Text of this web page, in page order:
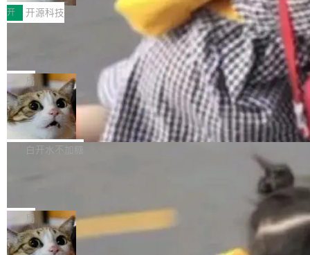
只需要几毫秒的 CPU 时间，但容器从冷启动到
就绪要花数秒。如果未来有十...
文，标题只有六个字：Apple is getting this wro
ng。 然后，它把邮件往来和 iMessage 聊天记
录全贴了出来。 他发错人了 苹果外部律师 Gabr
iel Gross 来自 Weil 律所，2 月 23 日下午 5:53
给 OpenAI 总法律顾问 Che Chang 发了封邮
件，附了一封长信，要求 OpenAI 配合调查前苹
果员工带走机密信...
搭子
I MatePad Edge应用市场，直接下载即可使
用，与鸿蒙电脑上的体验一致。值得一提的是，
这是目前市面上唯一支持平板接入WorkBuddy P
C版的产品，搭载“人机双写”重磅功能——你写
你的，AI写AI的，同屏协作互不干扰。一句话让
AI帮你干活，现在开启全新体验！ 温馨提示：
体验WorkBuddy鸿蒙PC版前，请将 HUAWEI M
atePad Edge 升级至 HarmonyOS 6.1.0.135S
P9 patch03及以上版本。 *升级路径：设置 > 搜
开 开源科技
FFmpeg 9.0 发布：代号“Lei”，以此纪
全球知名开源多媒体框架 FFmpeg 今天正式发
布了 9.0 版本。这个版本除了带来新一代音视频
处理能力和硬件加速支持之外，还有一个特殊之
处：FFmpeg 9.0 的代号是“Lei”。 这个名字，
来自中国开发者雷霄骅（Lei Xiaohua）。 对于
很多中国音视频开发者而言，这个名字并不陌
“启蒙老师”。 而今年，恰好是雷霄骅离世十周
年。FFmpeg 社区最终选择用一个大版本的名
字，留下了这份纪念。 雷霄骅曾是中国传媒大学
局
亚马逊成本失控：AI 写代码烧掉 1215
万元，超预算 860%
外媒近日曝光了亚马逊的多份内部报告显示，AI
导致公司在多个项目上超支。《金融时报》报道
编写程序，目标是完成电商平台作者信息与商品
列表的数据匹配 —— 一项常规的数据处理任
务，最终却产生了 180 万美元的账单，实际支出
白开水不加糖
e CEO Clément Delangue 在 CNBC 的采访里
没有拐弯抹角。他说中国正在赢得 AI 竞赛，而
且按目前的速度，中国 AI 工具预计在今年底或
局
当 AI agent 把源码变成了最好的扩展系